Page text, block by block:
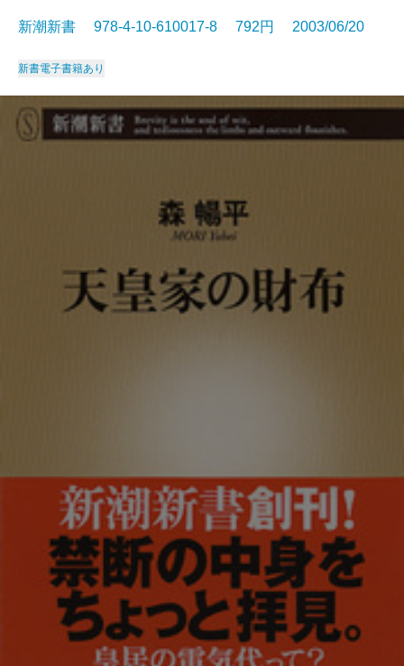
新潮新書 978-4-10-610017-8 792円 2003/06/20
新書電子書籍あり